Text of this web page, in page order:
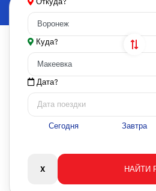
Куда?
Дата?
Сегодня Завтра